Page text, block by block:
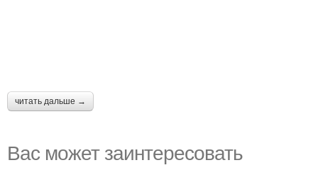
читать дальше →
Вас может заинтересовать